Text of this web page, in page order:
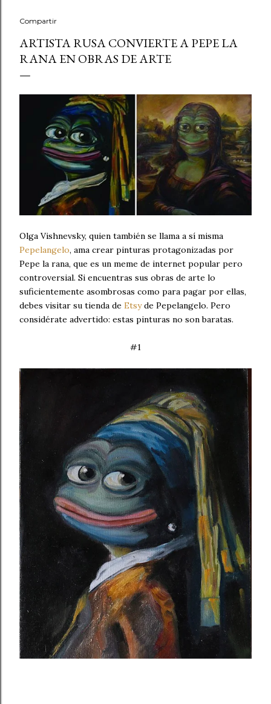
Compartir
ARTISTA RUSA CONVIERTE A PEPE LA
RANA EN OBRAS DE ARTE
Olga Vishnevsky, quien también se llama a sí misma
Pepelangelo, ama crear pinturas protagonizadas por
Pepe la rana, que es un meme de internet popular pero
controversial. Si encuentras sus obras de arte lo
suficientemente asombrosas como para pagar por ellas,
debes visitar su tienda de Etsyde Pepelangelo. Pero
considérate advertido: estas pinturas no son baratas.
#1